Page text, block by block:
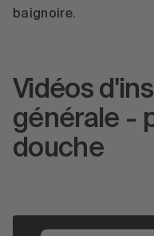
baignoire.
Vidéos
générale -
douche